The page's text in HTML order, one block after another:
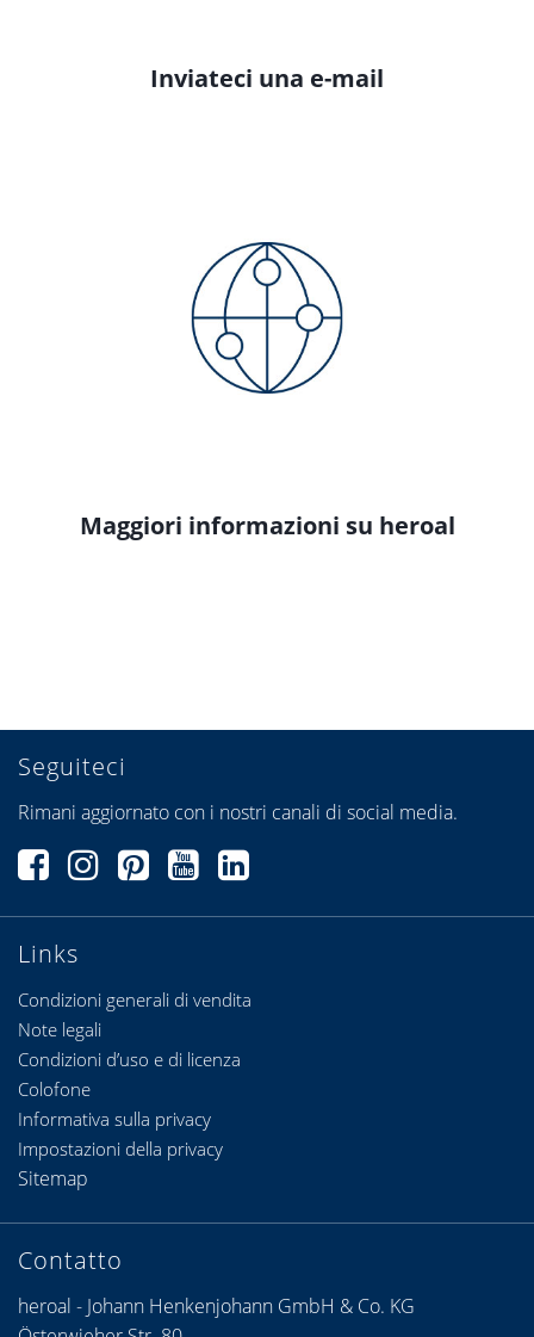
Inviateci una e-mail
Maggiori informazioni su heroal
Links
Condizioni generali di vendita
Note legali
Condizioni d’uso e di licenza
Seguiteci
Rimani aggiornato con i nostri canali di social media.
Contatto
heroal - Johann Henkenjohann GmbH & Co. KG
Colofone
Informativa sulla privacy
Impostazioni della privacy
Sitemap